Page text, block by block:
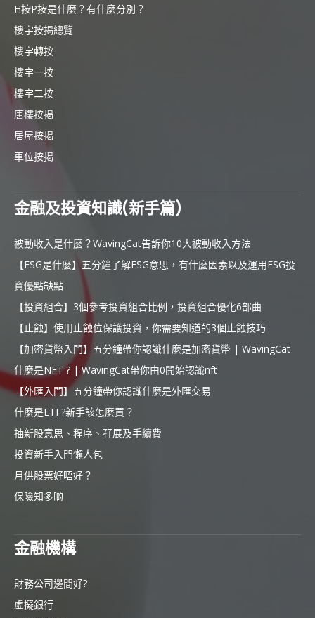
H按P按是什麼？有什麼分別？
樓宇按揭總覽
樓宇轉按
樓宇一按
樓宇二按
唐樓按揭
居屋按揭
車位按揭
金融及投資知識(新手篇)
被動收入是什麼？WavingCat告訴你10大被動收入方法
【ESG是什麼】五分鐘了解ESG意思，有什麼因素以及運用ESG投
資優點缺點
【投資組合】3個參考投資組合比例，投資組合優化6部曲
【止蝕】使用止蝕位保護投資，你需要知道的3個止蝕技巧
【加密貨幣入門】五分鐘帶你認識什麼是加密貨幣 | WavingCat
什麼是NFT ? | WavingCat帶你由0開始認識nft
【外匯入門】五分鐘帶你認識什麼是外匯交易
什麼是ETF?新手該怎麼買？
抽新股意思、程序、孖展及手續費
投資新手入門懶人包
月供股票好唔好？
保險知多啲
金融機構
財務公司邊間好?
虛擬銀行